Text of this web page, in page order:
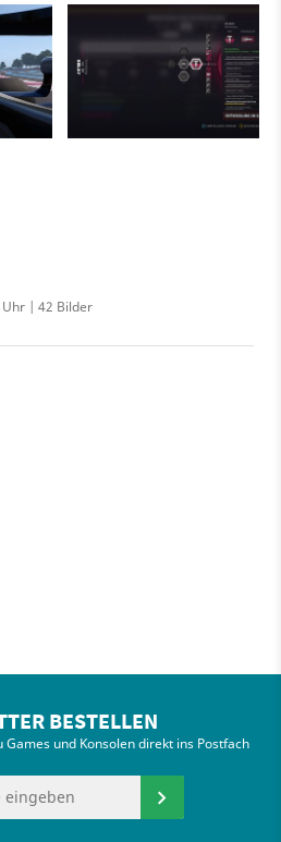
| 42 Bilder
BESTELLEN
und Konsolen direkt ins Postfach